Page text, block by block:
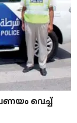
വെച്ച്